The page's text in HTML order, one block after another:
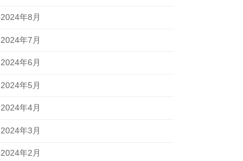
2024年8月
2024年7月
2024年6月
2024年5月
2024年4月
2024年3月
2024年2月